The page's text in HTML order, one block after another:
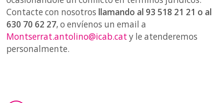
Contacte con nosotros llamando al 93 518 21 21 o al
630 70 62 27, o envíenos un email a
Montserrat.antolino@icab.cat y le atenderemos
personalmente.